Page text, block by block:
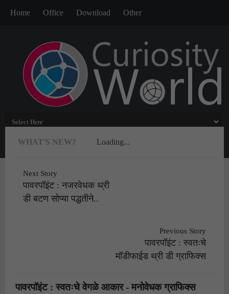
Home Office Download Other
WHAT'S NEW? Loading...
Next Story
पावरपॉइंट : नजरवेधक थ्री
डी बटण सोप्या पद्धतीने..
Previous Story
पावरपॉइंट : स्वतःचे
मॉडीफाईड थ्री डी ग्राफिक्स
पावरपॉइंट : स्वतःचे वेगळे आकार - मनोवेधक ग्राफिक्स